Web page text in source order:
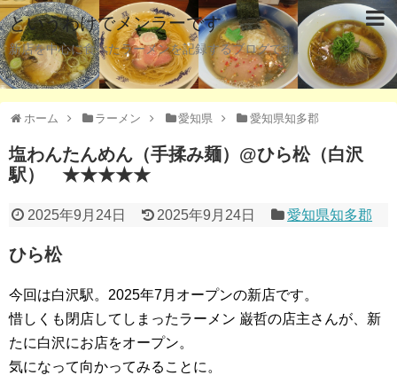
というわけでメンラーです
新店を中心に食べたラーメンを記録するブログです。
ホーム ラーメン 愛知県 愛知県知多郡
塩わんたんめん（手揉み麺）@ひら松（白沢
駅） ★★★★★
2025年9月24日 2025年9月24日 愛知県知多郡
ひら松
今回は白沢駅。2025年7月オープンの新店です。
惜しくも閉店してしまったラーメン 巌哲の店主さんが、新
たに白沢にお店をオープン。
気になって向かってみることに。